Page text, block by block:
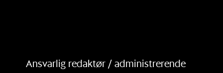
Ansvarlig redaktør / administrerende